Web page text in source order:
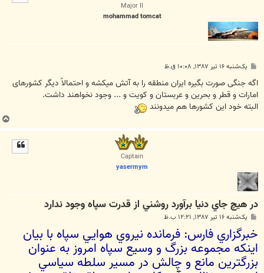
Major II
mohammad tomcat
پ
ت
یک‌شنبه ۱۶ تیر ۱۳۸۷, ۱۰:۰۸ ق.ظ
اگه جنگی صورت بگیره ایران منطقه را به آتش میکشه و احتمالاً دیگر کشورهای
امارات و قطر و بحرین و عربستان و کویت و ... وجود نخواهند داشت.
البته خود این کشورها هم میدونند
ب
ا
Captain
yasermym
در هيچ جاي دنيا برآورد روشني از قدرت سپاه وجود ندارد
پ
ت
یک‌شنبه ۱۶ تیر ۱۳۸۷, ۱۲:۲۱ ب.ظ
خبرگزاري فارس: فرمانده نيروي‌ هوايي‌ سپاه با بيان
اينكه مجموعه‌ بزرگ‌ و وسيع‌ سپاه‌ امروز به‌ عنوان‌
بزرگترين‌ مانع‌ و چالش‌ در مسير سلطه‌ سياسي‌